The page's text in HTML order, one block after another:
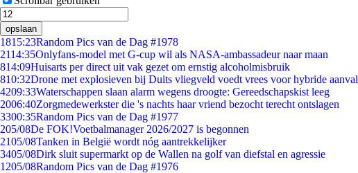
opslaan
1815:23Random Pics van de Dag #1978
2114:35Onlyfans-model met G-cup wil als NASA-ambassadeur naar maan
814:09Huisarts per direct uit vak gezet om ernstig alcoholmisbruik
810:32Drone met explosieven bij Duits vliegveld voedt vrees voor hybride aanval
4209:33Waterschappen slaan alarm wegens droogte: Gereedschapskist leeg
2006:40Zorgmedewerkster die 's nachts haar vriend bezocht terecht ontslagen
3300:35Random Pics van de Dag #1977
205/08De FOK!Voetbalmanager 2026/2027 is begonnen
2105/08Tanken in België wordt nóg aantrekkelijker
3405/08Dirk sluit supermarkt op de Wallen na golf van diefstal en agressie
1205/08Random Pics van de Dag #1976